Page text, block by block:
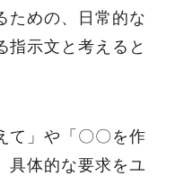
ための、日常的な
指示文と考えると
て」や「〇〇を作
具体的な要求をユ